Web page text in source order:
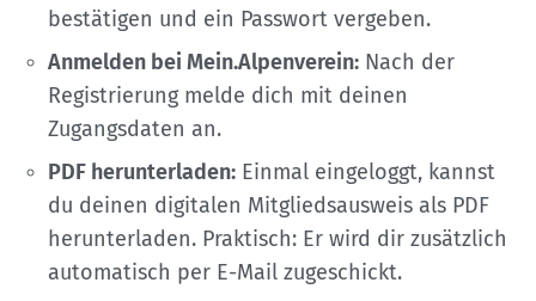
bestätigen und ein Passwort vergeben.
Anmelden bei Mein.Alpenverein: Nach der
Registrierung melde dich mit deinen
Zugangsdaten an.
PDF herunterladen: Einmal eingeloggt, kannst
du deinen digitalen Mitgliedsausweis als PDF
herunterladen. Praktisch: Er wird dir zusätzlich
automatisch per E-Mail zugeschickt.